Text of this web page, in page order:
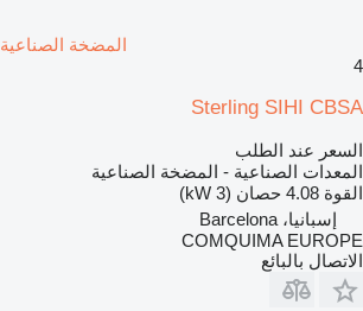
المضخة الصناعية Sterling SIHI CBSA
4
Sterling SIHI CBSA
السعر عند الطلب
المعدات الصناعية - المضخة الصناعية
القوة 4.08 حصان (3 kW)
إسبانيا، Barcelona
COMQUIMA EUROPE
الاتصال بالبائع